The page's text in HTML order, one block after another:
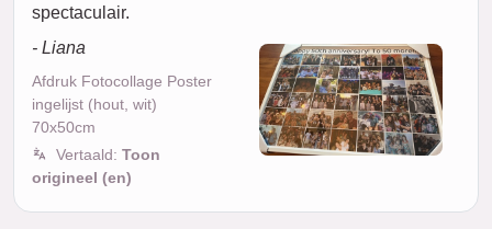
spectaculair.
- Liana
Afdruk Fotocollage Poster
ingelijst (hout, wit)
70x50cm
Vertaald: Toon
origineel (en)